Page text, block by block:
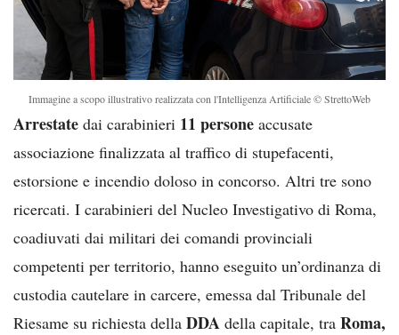
Immagine a scopo illustrativo realizzata con l'Intelligenza Artificiale © StrettoWeb
Arrestate dai carabinieri 11 persone accusate
associazione finalizzata al traffico di stupefacenti,
estorsione e incendio doloso in concorso. Altri tre sono
ricercati. I carabinieri del Nucleo Investigativo di Roma,
coadiuvati dai militari dei comandi provinciali
competenti per territorio, hanno eseguito un’ordinanza di
custodia cautelare in carcere, emessa dal Tribunale del
Riesame su richiesta della DDA della capitale, tra Roma,